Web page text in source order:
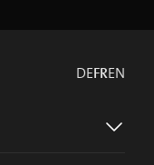
DEFREN